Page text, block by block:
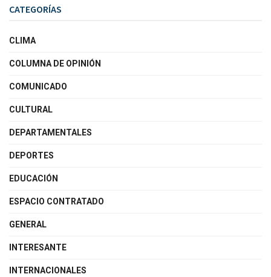
CATEGORÍAS
CLIMA
COLUMNA DE OPINIÓN
COMUNICADO
CULTURAL
DEPARTAMENTALES
DEPORTES
EDUCACIÓN
ESPACIO CONTRATADO
GENERAL
INTERESANTE
INTERNACIONALES